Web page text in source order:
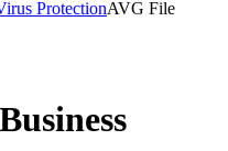
ProtectionAVG File